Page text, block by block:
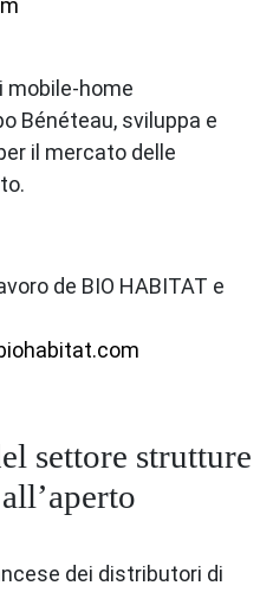
mobile-home
Bénéteau, sviluppa e
il mercato delle
de BIO HABITAT e
settore strutture
dei distributori di